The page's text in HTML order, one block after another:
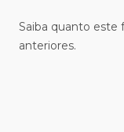
Saiba quanto este
anteriores.